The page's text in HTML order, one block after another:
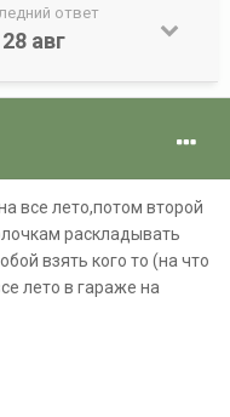
ответ
28 авг
все лето,потом второй
раскладывать
взять кого то (на что
лето в гараже на